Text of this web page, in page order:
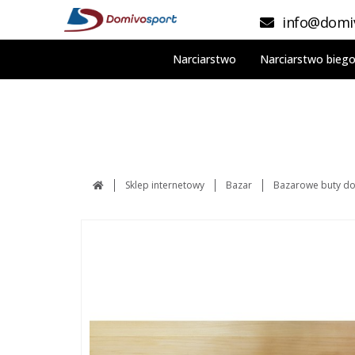
Narciarstwo Narciarstwo
Sklep internetowy Bazar Bazarowe buty